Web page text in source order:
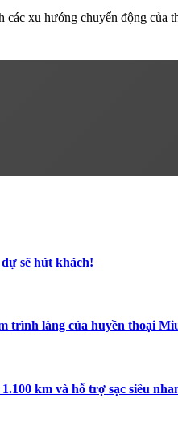
xu hướng chuyển động của
sẽ hút khách!
trình làng của huyền thoại
km và hỗ trợ sạc siêu